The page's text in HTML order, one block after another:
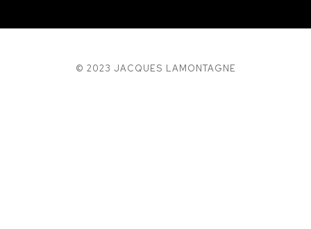
© 2023 JACQUES LAMONTAGNE